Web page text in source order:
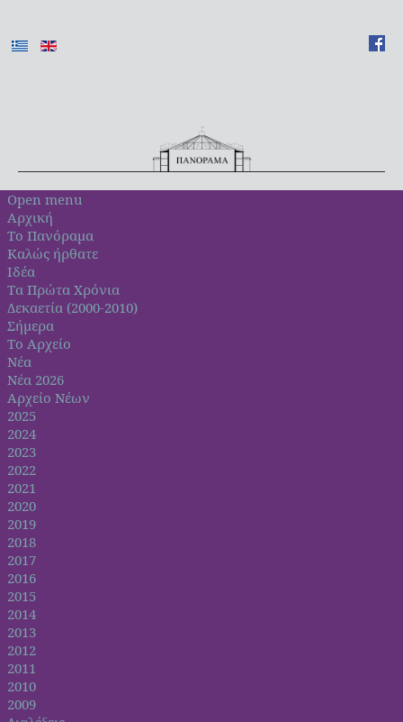
Open menu
Αρχική
Το Πανόραμα
Καλώς ήρθατε
Ιδέα
Τα Πρώτα Χρόνια
Δεκαετία (2000-2010)
Σήμερα
Το Αρχείο
Νέα
Νέα 2026
Αρχείο Νέων
2025
2024
2023
2022
2021
2020
2019
2018
2017
2016
2015
2014
2013
2012
2011
2010
2009